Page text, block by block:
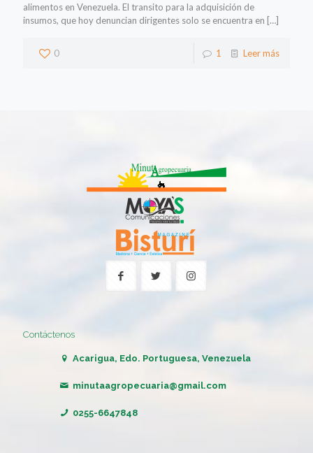
alimentos en Venezuela. El transito para la adquisición de
insumos, que hoy denuncian dirigentes solo se encuentra en […]
0 1 Leer más
Contáctenos
Acarigua, Edo. Portuguesa, Venezuela
minutaagropecuaria@gmail.com
0255-6647848